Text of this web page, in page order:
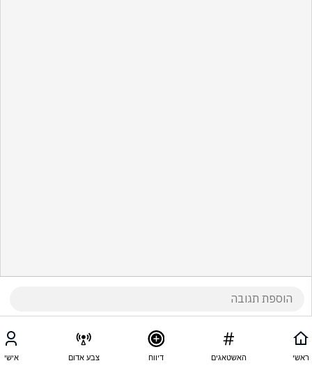
ראשי האשטאגים דיווח צבע אדום אישי